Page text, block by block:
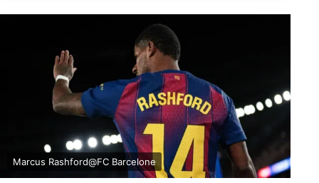
Marcus Rashford@FC Barcelone